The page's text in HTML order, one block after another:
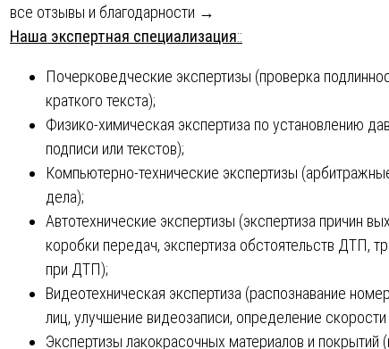
все отзывы и благодарности →
Наша экспертная специализация::
Почерковедческие экспертизы (проверка
краткого текста);
Физико-химическая экспертиза по установлению
подписи или текстов);
Компьютерно-технические экспертизы
дела);
Автотехнические экспертизы (экспертиза причин
коробки передач, экспертиза обстоятельств ДТП,
при ДТП);
Видеотехническая экспертиза (распознавание
лиц, улучшение видеозаписи, определение
Экспертизы лакокрасочных материалов и покрытий